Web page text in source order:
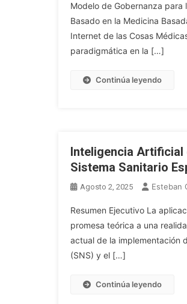
Modelo de Gobernanza para
Basado en la Medicina
Internet de las Cosas
paradigmática en la […]
Continúa leyendo
Inteligencia Artificial
Sistema Sanitario
Agosto 2, 2025 Esteban
Resumen Ejecutivo La
promesa teórica a una
actual de la implementación
(SNS) y el […]
Continúa leyendo